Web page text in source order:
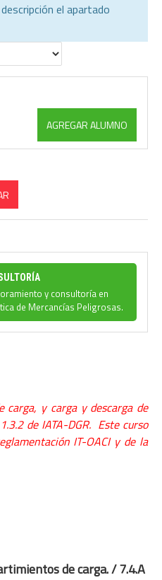
el apartado
AGREGAR ALUMNO
y consultoría en
de Mercancías Peligrosas.
carga, y carga y descarga de
de IATA-DGR. Este curso
IT-OACI y de la
de carga. /7.4.A